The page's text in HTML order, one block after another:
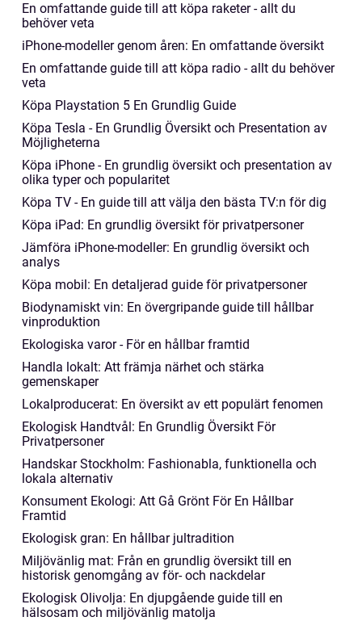
En omfattande guide till att köpa raketer - allt du
behöver veta
iPhone-modeller genom åren: En omfattande översikt
En omfattande guide till att köpa radio - allt du behöver
veta
Köpa Playstation 5 En Grundlig Guide
Köpa Tesla - En Grundlig Översikt och Presentation av
Möjligheterna
Köpa iPhone - En grundlig översikt och presentation av
olika typer och popularitet
Köpa TV - En guide till att välja den bästa TV:n för dig
Köpa iPad: En grundlig översikt för privatpersoner
Jämföra iPhone-modeller: En grundlig översikt och
analys
Köpa mobil: En detaljerad guide för privatpersoner
Biodynamiskt vin: En övergripande guide till hållbar
vinproduktion
Ekologiska varor - För en hållbar framtid
Handla lokalt: Att främja närhet och stärka
gemenskaper
Lokalproducerat: En översikt av ett populärt fenomen
Ekologisk Handtvål: En Grundlig Översikt För
Privatpersoner
Handskar Stockholm: Fashionabla, funktionella och
lokala alternativ
Konsument Ekologi: Att Gå Grönt För En Hållbar
Framtid
Ekologisk gran: En hållbar jultradition
Miljövänlig mat: Från en grundlig översikt till en
historisk genomgång av för- och nackdelar
Ekologisk Olivolja: En djupgående guide till en
hälsosam och miljövänlig matolja